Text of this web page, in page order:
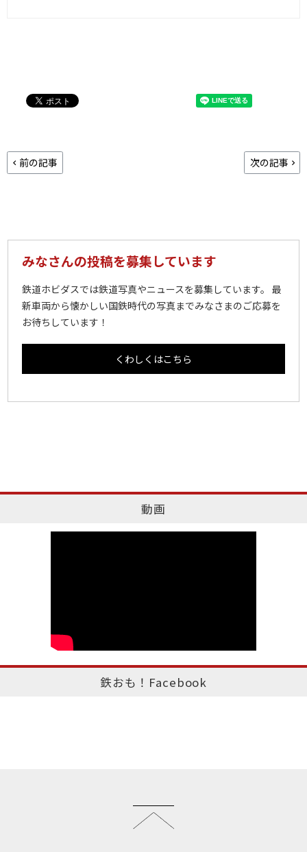
前の記事 次の記事
みなさんの投稿を募集しています
鉄道ホビダスでは鉄道写真やニュースを募集しています。 最
新車両から懐かしい国鉄時代の写真までみなさまのご応募を
お待ちしています！
くわしくはこちら
動画
鉄おも！Facebook